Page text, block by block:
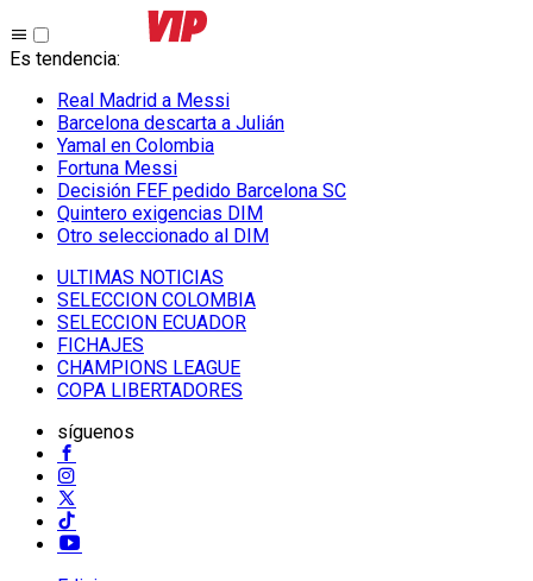
Es tendencia:
Real Madrid a Messi
Barcelona descarta a Julián
Yamal en Colombia
Fortuna Messi
Decisión FEF pedido Barcelona SC
Quintero exigencias DIM
Otro seleccionado al DIM
ULTIMAS NOTICIAS
SELECCION COLOMBIA
SELECCION ECUADOR
FICHAJES
CHAMPIONS LEAGUE
COPA LIBERTADORES
síguenos